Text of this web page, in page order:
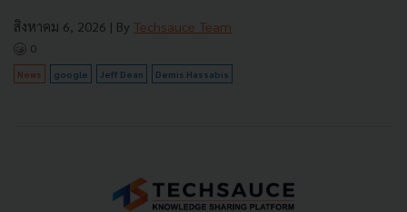
สิงหาคม 6, 2026 | By Techsauce Team
0
News google Jeff Dean Demis Hassabis